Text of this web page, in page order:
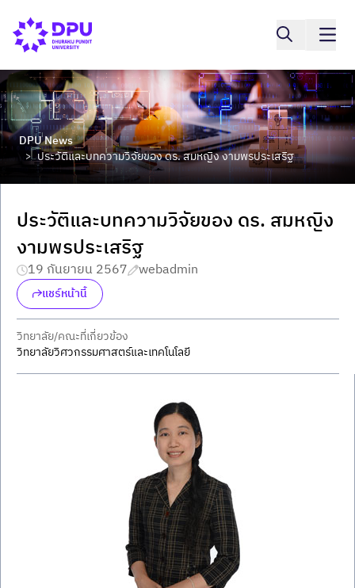
DPU News
> ประวัติและบทความวิจัยของ ดร. สมหญิง งามพรประเสริฐ
ประวัติและบทความวิจัยของ ดร. สมหญิง
งามพรประเสริฐ
19 กันยายน 2567 webadmin
แชร์หน้านี้
วิทยาลัย/คณะที่เกี่ยวข้อง
วิทยาลัยวิศวกรรมศาสตร์และเทคโนโลยี